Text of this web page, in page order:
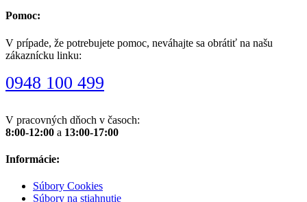
Pomoc:
V prípade, že potrebujete pomoc, neváhajte sa obrátiť na našu
zákaznícku linku:
0948 100 499
V pracovných dňoch v časoch:
8:00-12:00 a 13:00-17:00
Informácie:
Súbory Cookies
Súbory na stiahnutie